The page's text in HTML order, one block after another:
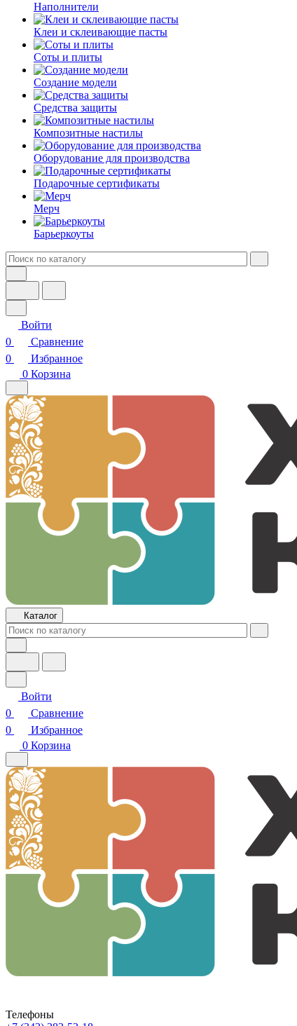
Наполнители
Клеи и склеивающие пасты
Соты и плиты
Создание модели
Средства защиты
Композитные настилы
Оборудование для производства
Подарочные сертификаты
Мерч
Барьеркоуты
Войти
0
Сравнение
0
Избранное
0 Корзина
Каталог
Войти
0
Сравнение
0
Избранное
0 Корзина
Телефоны